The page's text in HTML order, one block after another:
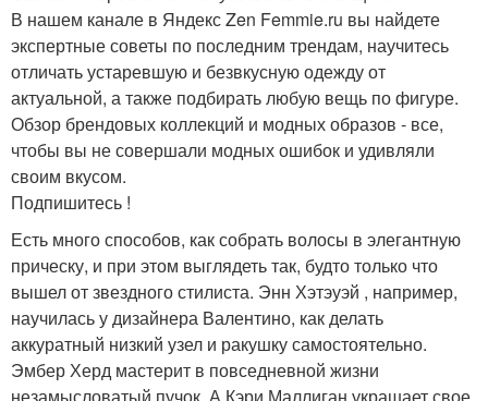
В нашем канале в Яндекс Zen Femmie.ru вы найдете
экспертные советы по последним трендам, научитесь
отличать устаревшую и безвкусную одежду от
актуальной, а также подбирать любую вещь по фигуре.
Обзор брендовых коллекций и модных образов - все,
чтобы вы не совершали модных ошибок и удивляли
своим вкусом.
Подпишитесь !
Есть много способов, как собрать волосы в элегантную
прическу, и при этом выглядеть так, будто только что
вышел от звездного стилиста. Энн Хэтэуэй , например,
научилась у дизайнера Валентино, как делать
аккуратный низкий узел и ракушку самостоятельно.
Эмбер Херд мастерит в повседневной жизни